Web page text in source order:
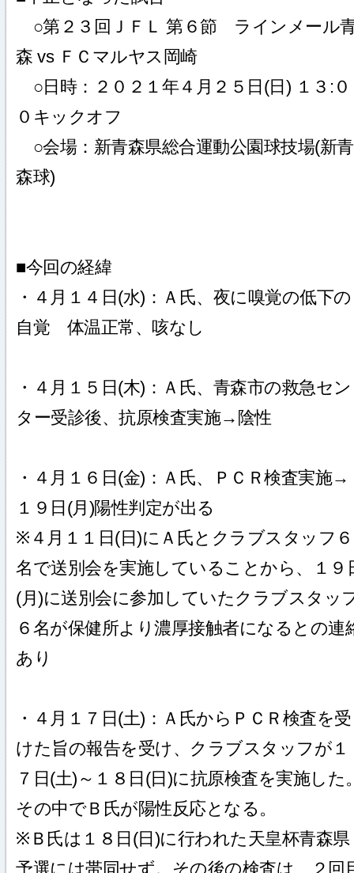
○第２３回ＪＦＬ 第６節 ラインメール
森 vs ＦＣマルヤス岡崎
○日時：２０２１年４月２５日(日) １３:０
０キックオフ
○会場：新青森県総合運動公園球技場(新青
森球)
■今回の経緯
・４月１４日(水)：Ａ氏、夜に嗅覚の低下の
自覚 体温正常、咳なし
・４月１５日(木)：Ａ氏、青森市の救急セン
ター受診後、抗原検査実施→陰性
・４月１６日(金)：Ａ氏、ＰＣＲ検査実施→
１９日(月)陽性判定が出る
※４月１１日(日)にＡ氏とクラブスタッフ６
名で送別会を実施していることから、１９
(月)に送別会に参加していたクラブスタッ
６名が保健所より濃厚接触者になるとの連
あり
・４月１７日(土)：Ａ氏からＰＣＲ検査を受
けた旨の報告を受け、クラブスタッフが１
７日(土)～１８日(日)に抗原検査を実施した
その中でＢ氏が陽性反応となる。
※Ｂ氏は１８日(日)に行われた天皇杯青森県
予選には帯同せず。その後の検査は ２回